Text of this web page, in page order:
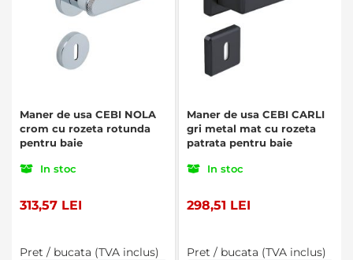
Maner de usa CEBI NOLA
crom cu rozeta rotunda
pentru baie
In stoc
313,57 LEI
Pret / bucata (TVA inclus)
Maner de usa CEBI CARLI
gri metal mat cu rozeta
patrata pentru baie
In stoc
298,51 LEI
Pret / bucata (TVA inclus)